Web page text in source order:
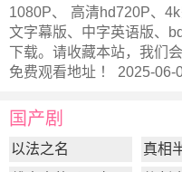
1080P、 高清hd720P、
文字幕版、中字英语版、
下载。请收藏本站，我们
免费观看地址 ！ 2025-06-
国产剧
以法之名 真相